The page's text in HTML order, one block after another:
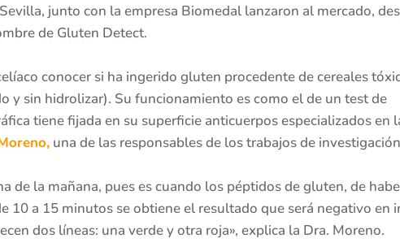
junto con la empresa Biomedal lanzaron al mercado,
de Gluten Detect.
conocer si ha ingerido gluten procedente de cereales
y sin hidrolizar). Su funcionamiento es como el de un test de
tiene fijada en su superficie anticuerpos especializados en
una de las responsables de los trabajos de
de la mañana, pues es cuando los péptidos de gluten, de
10 a 15 minutos se obtiene el resultado que será negativo en
dos líneas: una verde y otra roja», explica la Dra. Moreno.